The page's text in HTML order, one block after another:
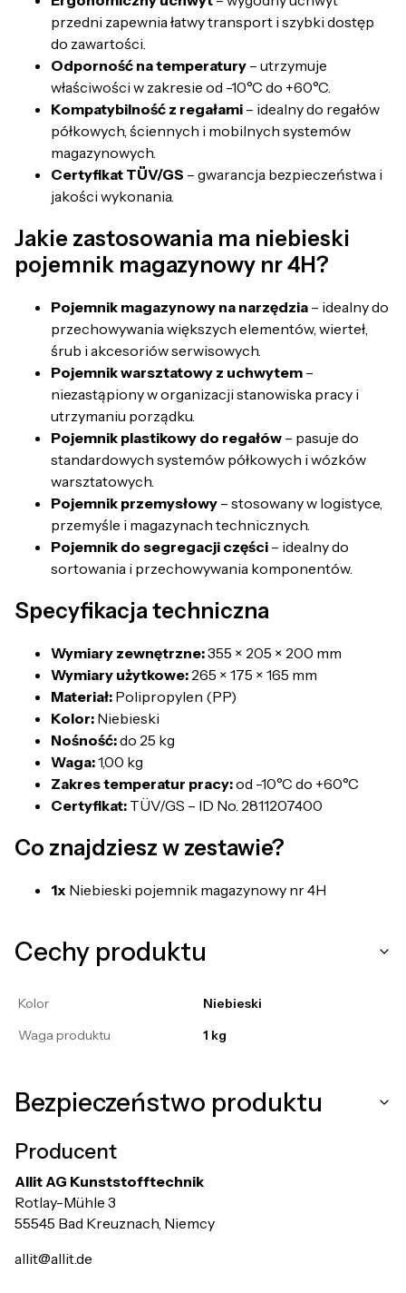
przedni zapewnia łatwy transport i szybki dostęp
do zawartości.
Odporność na temperatury – utrzymuje
właściwości w zakresie od -10°C do +60°C.
Kompatybilność z regałami – idealny do regałów
półkowych, ściennych i mobilnych systemów
magazynowych.
Certyfikat TÜV/GS – gwarancja bezpieczeństwa i
jakości wykonania.
Jakie zastosowania ma niebieski
pojemnik magazynowy nr 4H?
Pojemnik magazynowy na narzędzia – idealny do
przechowywania większych elementów, wierteł,
śrub i akcesoriów serwisowych.
Pojemnik warsztatowy z uchwytem –
niezastąpiony w organizacji stanowiska pracy i
utrzymaniu porządku.
Pojemnik plastikowy do regałów – pasuje do
standardowych systemów półkowych i wózków
warsztatowych.
Pojemnik przemysłowy – stosowany w logistyce,
przemyśle i magazynach technicznych.
Pojemnik do segregacji części – idealny do
sortowania i przechowywania komponentów.
Specyfikacja techniczna
Wymiary zewnętrzne:355 × 205 × 200 mm
Wymiary użytkowe: 265 × 175 × 165 mm
Materiał: Polipropylen (PP)
Kolor: Niebieski
Nośność:do 25 kg
Waga:1,00 kg
Zakres temperatur pracy:od -10°C do +60°C
Certyfikat: TÜV/GS – ID No. 2811207400
Co znajdziesz w zestawie?
1x Niebieski pojemnik magazynowy nr 4H
Cechy produktu
Kolor
Niebieski
Waga produktu
1 kg
Bezpieczeństwo produktu
Producent
Allit AG Kunststofftechnik
Rotlay-Mühle 3
55545 Bad Kreuznach, Niemcy
allit@allit.de